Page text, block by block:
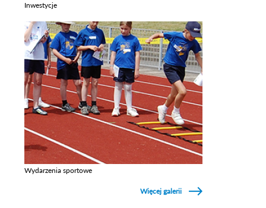
Inwestycje
Wydarzenia sportowe
Więcej galerii